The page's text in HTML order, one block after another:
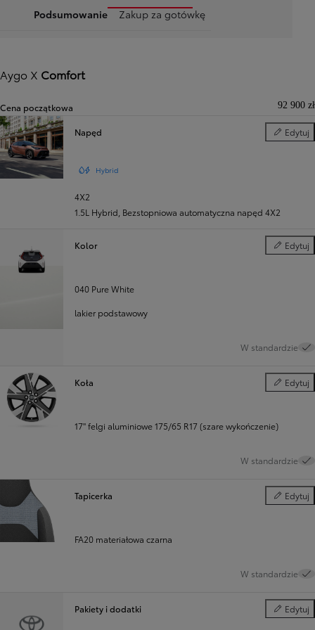
Podsumowanie Zakup za gotówkę
Aygo X Comfort
Cena początkowa 92 900 zł
Napęd Edytuj
Napęd
Hybrid
4X2
1.5L Hybrid Bezstopniowa automatyczna napęd 4X2
Kolor Edytuj
Kolor
040 Pure White
lakier podstawowy
W standardzie
Koła Edytuj
Koła
17" felgi aluminiowe 175/65 R17 (szare wykończenie)
W standardzie
Tapicerka Edytuj
Tapicerka
FA20 materiałowa czarna
W standardzie
Pakiety i dodatki Edytuj
Pakiety i